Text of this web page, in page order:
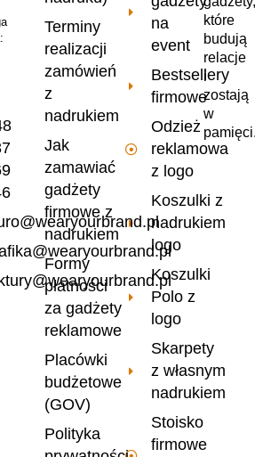
które
budują
relacje
i
zostają
w
na
event
Bestsellery
firmowe
Odzież
reklamowa
z logo
Koszulki z
nadrukiem
logo
Koszulki
Polo z
logo
Skarpety
z własnym
nadrukiem
Stoisko
firmowe
Terminy
realizacji
zamówień
z
nadrukiem
Jak
zamawiać
gadżety
firmowe z
nadrukiem
Formy
płatności
za gadżety
reklamowe
Placówki
budżetowe
(GOV)
Polityka